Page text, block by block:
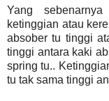
Yang
ketinggian atau
absober tu tinggi
tinggi antara kaki
spring tu..
tu tak sama tinggi